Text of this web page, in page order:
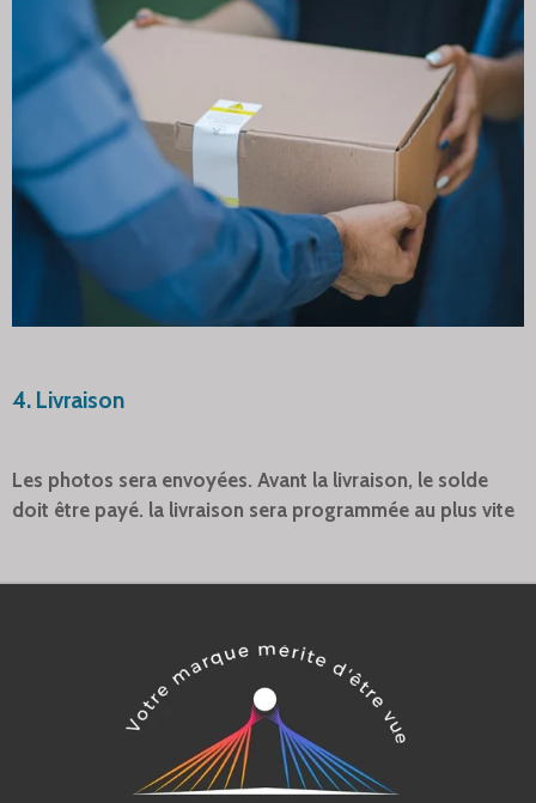
4. Livraison
Les photos sera envoyées. Avant la livraison, le solde
doit être payé. la livraison sera programmée au plus vite